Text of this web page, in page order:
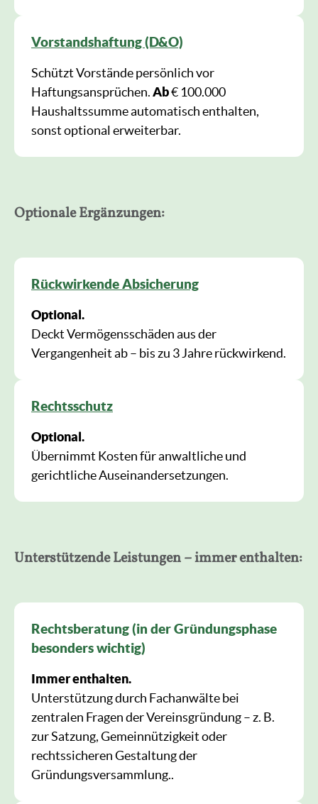
Vorstandshaftung (D&O)
Schützt Vorstände persönlich vor
Haftungsansprüchen.Ab€ 100.000
Haushaltssumme automatisch enthalten,
sonst optional erweiterbar.
Optionale Ergänzungen:
Rückwirkende Absicherung
Optional.
Deckt Vermögensschäden aus der
Vergangenheit ab – bis zu 3 Jahre rückwirkend.
Rechtsschutz
Optional.
Übernimmt Kosten für anwaltliche und
gerichtliche Auseinandersetzungen.
Unterstützende Leistungen – immer enthalten:
Rechtsberatung (in der Gründungsphase
besonders wichtig)
Immer enthalten.
Unterstützung durch Fachanwälte bei
zentralen Fragen der Vereinsgründung – z. B.
zur Satzung, Gemeinnützigkeit oder
rechtssicheren Gestaltung der
Gründungsversammlung..